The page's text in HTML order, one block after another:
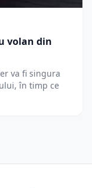
volan din
va fi singura
în timp ce